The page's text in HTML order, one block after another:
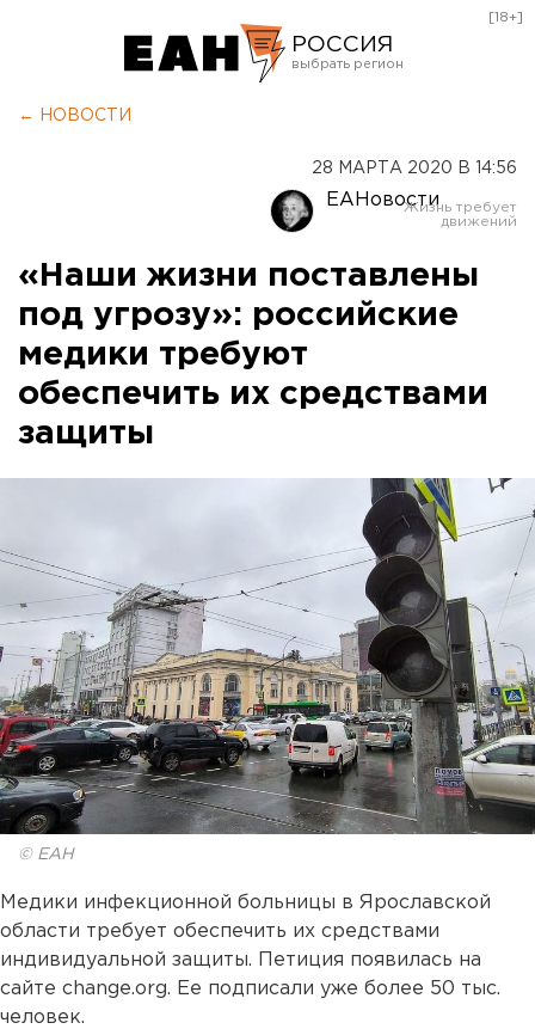
РОССИЯ
Оренбург
[18+]
← НОВОСТИ
28 МАРТА 2020 В 14:56
ЕАНовости
«Наши жизни поставлены
под угрозу»: российские
медики требуют
обеспечить их средствами
защиты
© ЕАН
Медики инфекционной больницы в Ярославской
области требует обеспечить их средствами
индивидуальной защиты. Петиция появилась на
сайте change.org. Ее подписали уже более 50 тыс.
человек.